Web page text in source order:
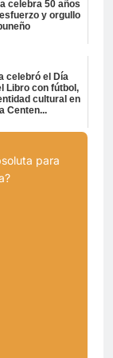
celebra 50 años
y orgullo
celebró el Día
Libro con fútbol,
cultural en
Centen...
para